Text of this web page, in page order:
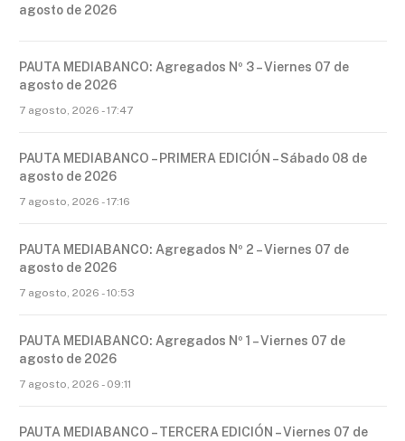
agosto de 2026
PAUTA MEDIABANCO: Agregados Nº 3 – Viernes 07 de
agosto de 2026
7 agosto, 2026 - 17:47
PAUTA MEDIABANCO – PRIMERA EDICIÓN – Sábado 08 de
agosto de 2026
7 agosto, 2026 - 17:16
PAUTA MEDIABANCO: Agregados Nº 2 – Viernes 07 de
agosto de 2026
7 agosto, 2026 - 10:53
PAUTA MEDIABANCO: Agregados Nº 1 – Viernes 07 de
agosto de 2026
7 agosto, 2026 - 09:11
PAUTA MEDIABANCO – TERCERA EDICIÓN – Viernes 07 de